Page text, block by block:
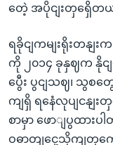
တေဲ့ အပိုငျးတှရှေိတယ
ရခိုငျကမျးရိုးတနျ
ကို ၂၀၁၄ ခုနှဈက နိုငျ
ပွေီး ပွငျသဈ၊ သွစ
ကျရှိ ရနေံလုပျငနျးတှ
စာမှာ ဖောျပွထား
ဝဓာတျငှေ့သိုကျတှက